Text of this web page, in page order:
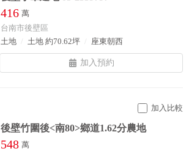
416 萬
台南市後壁區
土地
土地 約70.62坪 座東朝西
加入比較
後壁竹圍後<南80>鄉道1.62分農地
548 萬